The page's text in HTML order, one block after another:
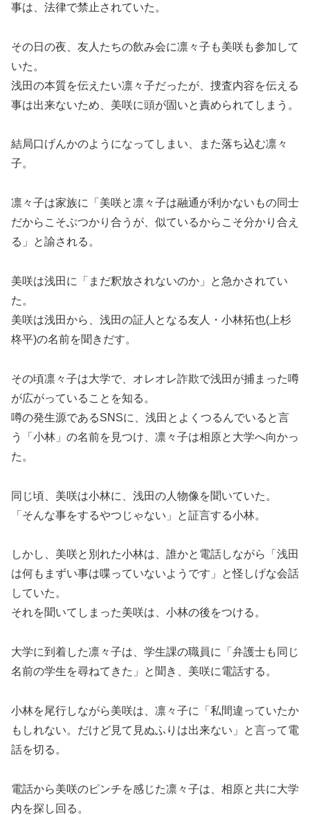
事は、法律で禁止されていた。
その日の夜、友人たちの飲み会に凛々子も美咲も参加して
いた。
浅田の本質を伝えたい凛々子だったが、捜査内容を伝える
事は出来ないため、美咲に頭が固いと責められてしまう。
結局口げんかのようになってしまい、また落ち込む凛々
子。
凛々子は家族に「美咲と凛々子は融通が利かないもの同士
だからこそぶつかり合うが、似ているからこそ分かり合え
る」と諭される。
美咲は浅田に「まだ釈放されないのか」と急かされてい
た。
美咲は浅田から、浅田の証人となる友人・小林拓也(上杉
柊平)の名前を聞きだす。
その頃凛々子は大学で、オレオレ詐欺で浅田が捕まった噂
が広がっていることを知る。
噂の発生源であるSNSに、浅田とよくつるんでいると言
う「小林」の名前を見つけ、凛々子は相原と大学へ向かっ
た。
同じ頃、美咲は小林に、浅田の人物像を聞いていた。
「そんな事をするやつじゃない」と証言する小林。
しかし、美咲と別れた小林は、誰かと電話しながら「浅田
は何もまずい事は喋っていないようです」と怪しげな会話
していた。
それを聞いてしまった美咲は、小林の後をつける。
大学に到着した凛々子は、学生課の職員に「弁護士も同じ
名前の学生を尋ねてきた」と聞き、美咲に電話する。
小林を尾行しながら美咲は、凛々子に「私間違っていたか
もしれない。だけど見て見ぬふりは出来ない」と言って電
話を切る。
電話から美咲のピンチを感じた凛々子は、相原と共に大学
内を探し回る。